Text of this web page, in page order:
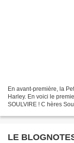
En avant-première, la
Harley. En voici le
SOULVIRE ! C hères
LE